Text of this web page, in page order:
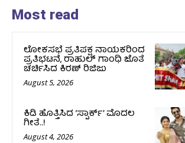
Most read
ಲೋಕಸಭೆ ಪ್ರತಿಪಕ್ಷ ನಾಯಕರಿಂದ
ಪ್ರತಿಭಟನೆ, ರಾಹುಲ್‌ ಗಾಂಧಿ ಜೊತೆ
ಚರ್ಚಿಸಿದ ಕಿರಣ್‌ ರಿಜಿಜು
August 5, 2026
ಕಿಡಿ‌‌ ಹೊತ್ತಿಸಿದ ‘ಸ್ಪಾರ್ಕ್’ ಮೊದಲ‌
ಗೀತೆ..!
August 4, 2026